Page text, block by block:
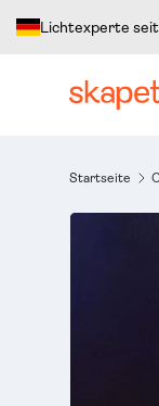
Direkt zum Inhalt
Lichtexperte seit
Startseite